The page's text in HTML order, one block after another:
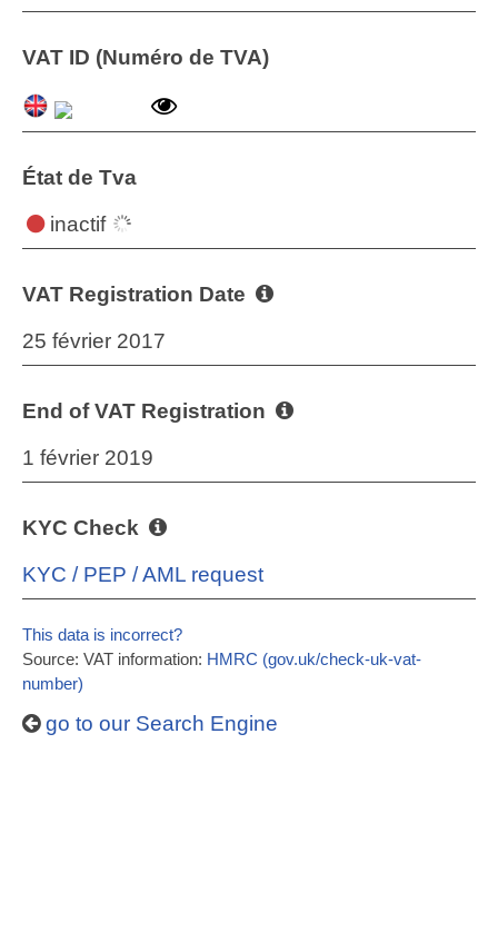
VAT ID (Numéro de TVA)
État de Tva
inactif
VAT Registration Date
25 février 2017
End of VAT Registration
1 février 2019
KYC Check
KYC / PEP / AML request
This data is incorrect?
Source: VAT information: HMRC (gov.uk/check-uk-vat-
number)
go to our Search Engine